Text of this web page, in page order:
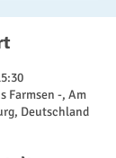
Farmsen -, Am
Deutschland